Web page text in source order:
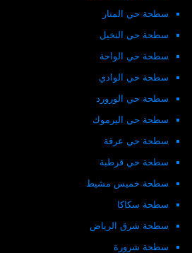
سطحة حي المنار
سطحة حي النخيل
سطحة حي الواحة
سطحة حي الوادي
سطحة حي الورورد
سطحة حي اليرموك
سطحة حي عرقة
سطحة حي قرطبة
سطحة خميس مشيط
سطحة سكاكا
سطحة شرق الرياض
سطحة شرورة